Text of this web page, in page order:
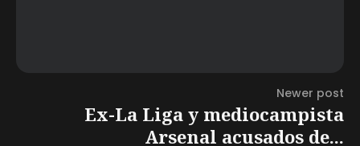
Newer post
Ex-La Liga y mediocampista
Arsenal acusados de...